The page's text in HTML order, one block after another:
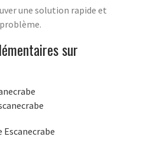
une solution rapide et
sur